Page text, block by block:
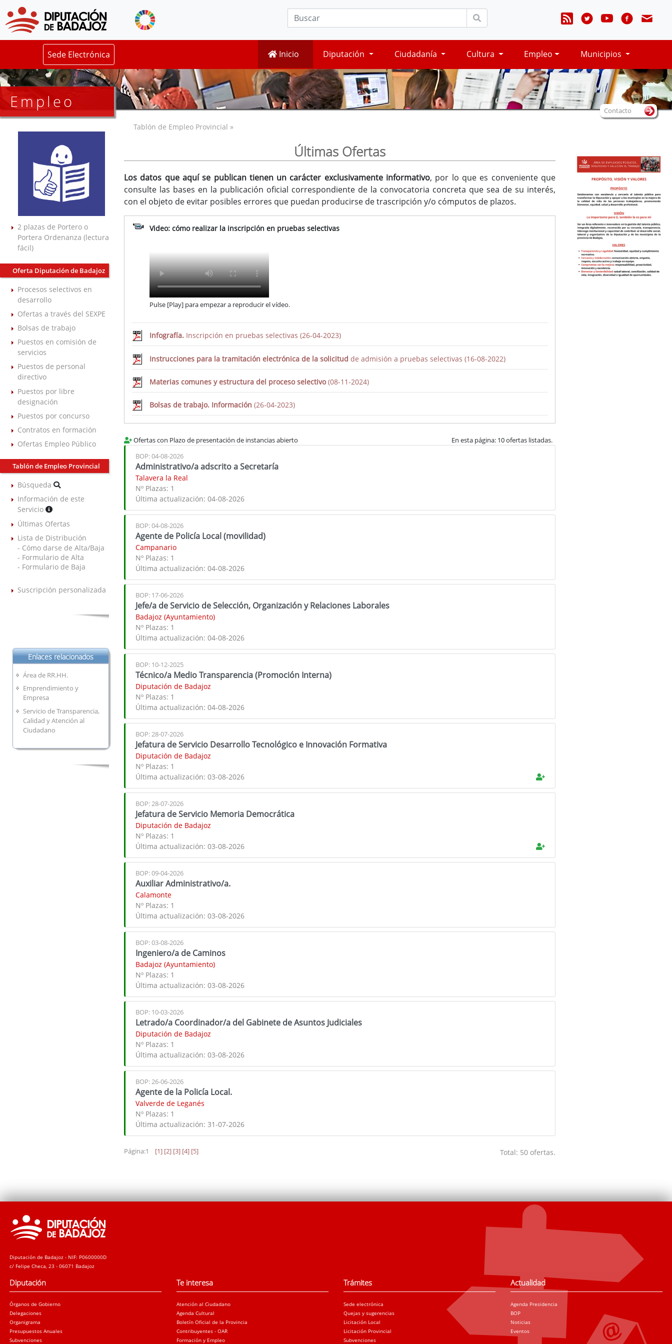
Sede Electrónica Inicio Diputación Ciudadanía Cultura Empleo Municipios
Empleo
2 plazas de Portero o
Portera Ordenanza (lectura
fácil)
Oferta Diputación de Badajoz
Procesos selectivos en
desarrollo
Ofertas a través del SEXPE
Bolsas de trabajo
Puestos en comisión de
servicios
Puestos de personal
directivo
Puestos por libre
designación
Puestos por concurso
Contratos en formación
Ofertas Empleo Público
Tablón de Empleo Provincial
Búsqueda
Información de este
Servicio
Últimas Ofertas
Lista de Distribución
- Cómo darse de Alta/Baja
- Formulario de Alta
- Formulario de Baja
Suscripción personalizada
Enlaces relacionados
Área de RR.HH.
Emprendimiento y
Empresa
Servicio de Transparencia,
Calidad y Atención al
Ciudadano
Tablón de Empleo Provincial »
Últimas Ofertas
Los datos que aquí se publican tienen un carácter exclusivamente informativo, por lo que es conveniente que
consulte las bases en la publicación oficial correspondiente de la convocatoria concreta que sea de su interés,
con el objeto de evitar posibles errores que puedan producirse de trascripción y/o cómputos de plazos.
Video: cómo realizar la inscripción en pruebas selectivas
Pulse [Play] para empezar a reproducir el vídeo.
Infografía.Inscripción en pruebas selectivas (26-04-2023)
Instrucciones para la tramitación electrónica de la solicitud de admisión a pruebas selectivas (16-08-2022)
Materias comunes y estructura del proceso selectivo(08-11-2024)
Bolsas de trabajo. Información (26-04-2023)
Ofertas con Plazo de presentación de instancias abierto
En esta página: 10 ofertas listadas.
BOP: 04-08-2026
Administrativo/a adscrito a Secretaría
Talavera la Real
Nº Plazas: 1
Última actualización: 04-08-2026
BOP: 04-08-2026
Agente de Policía Local (movilidad)
Campanario
Nº Plazas: 1
Última actualización: 04-08-2026
BOP: 17-06-2026
Jefe/a de Servicio de Selección, Organización y Relaciones Laborales
Badajoz (Ayuntamiento)
Nº Plazas: 1
Última actualización: 04-08-2026
BOP: 10-12-2025
Técnico/a Medio Transparencia (Promoción Interna)
Diputación de Badajoz
Nº Plazas: 1
Última actualización: 04-08-2026
BOP: 28-07-2026
Jefatura de Servicio Desarrollo Tecnológico e Innovación Formativa
Diputación de Badajoz
Nº Plazas: 1
Última actualización: 03-08-2026
BOP: 28-07-2026
Jefatura de Servicio Memoria Democrática
Diputación de Badajoz
Nº Plazas: 1
Última actualización: 03-08-2026
BOP: 09-04-2026
Auxiliar Administrativo/a.
Calamonte
Nº Plazas: 1
Última actualización: 03-08-2026
BOP: 03-08-2026
Ingeniero/a de Caminos
Badajoz (Ayuntamiento)
Nº Plazas: 1
Última actualización: 03-08-2026
BOP: 10-03-2026
Letrado/a Coordinador/a del Gabinete de Asuntos Judiciales
Diputación de Badajoz
Nº Plazas: 1
Última actualización: 03-08-2026
BOP: 26-06-2026
Agente de la Policía Local.
Valverde de Leganés
Nº Plazas: 1
Última actualización: 31-07-2026
Página:1 [1] [2] [3] [4] [5] Total: 50 ofertas.
Contacto
Diputación de Badajoz - NIF: P0600000D
c/ Felipe Checa, 23 - 06071 Badajoz
Diputación
Órganos de Gobierno
Delegaciones
Organigrama
Presupuestos Anuales
Subvenciones
Te interesa
Atención al Ciudadano
Agenda Cultural
Boletín Oficial de la Provincia
Contribuyentes - OAR
Formación y Empleo
Trámites
Sede electrónica
Quejas y sugerencias
Licitación Local
Licitación Provincial
Subvenciones
Actualidad
Agenda Presidencia
BOP
Noticias
Eventos